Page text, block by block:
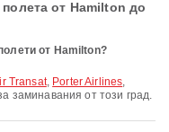
от Hamilton до
от Hamilton?
Transat, Porter Airlines,
заминавания от този град.